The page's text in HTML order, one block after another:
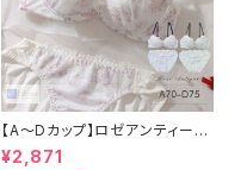
【A〜Dカップ】ロゼアンティーク
ブラ＆ショーツ
¥2,871